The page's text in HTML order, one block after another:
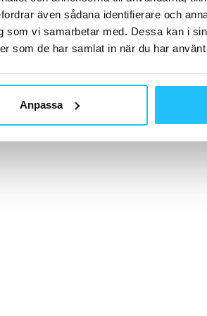
även sådana identifierare och
vi samarbetar med. Dessa kan i
som de har samlat in när du har
Anpassa
utrustningspartner till det
helgen.
hela sortimentet, samt
Evolve profilerar sig
med företagets produkter